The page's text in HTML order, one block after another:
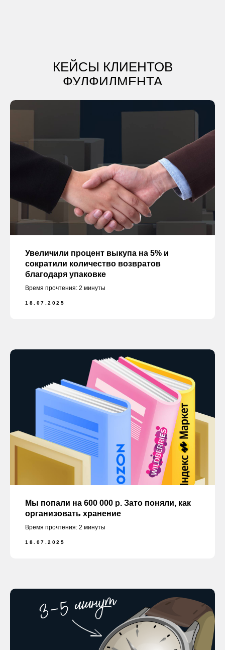
КЕЙСЫ КЛИЕНТОВ
ФУЛФИЛМЕНТА
Увеличили процент выкупа на 5% и
сократили количество возвратов
благодаря упаковке
Время прочтения: 2 минуты
18.07.2025
Мы попали на 600 000 р. Зато поняли, как
организовать хранение
Время прочтения: 2 минуты
18.07.2025